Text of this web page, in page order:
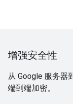
增强安全性
从 Google 服务器
端到端加密。